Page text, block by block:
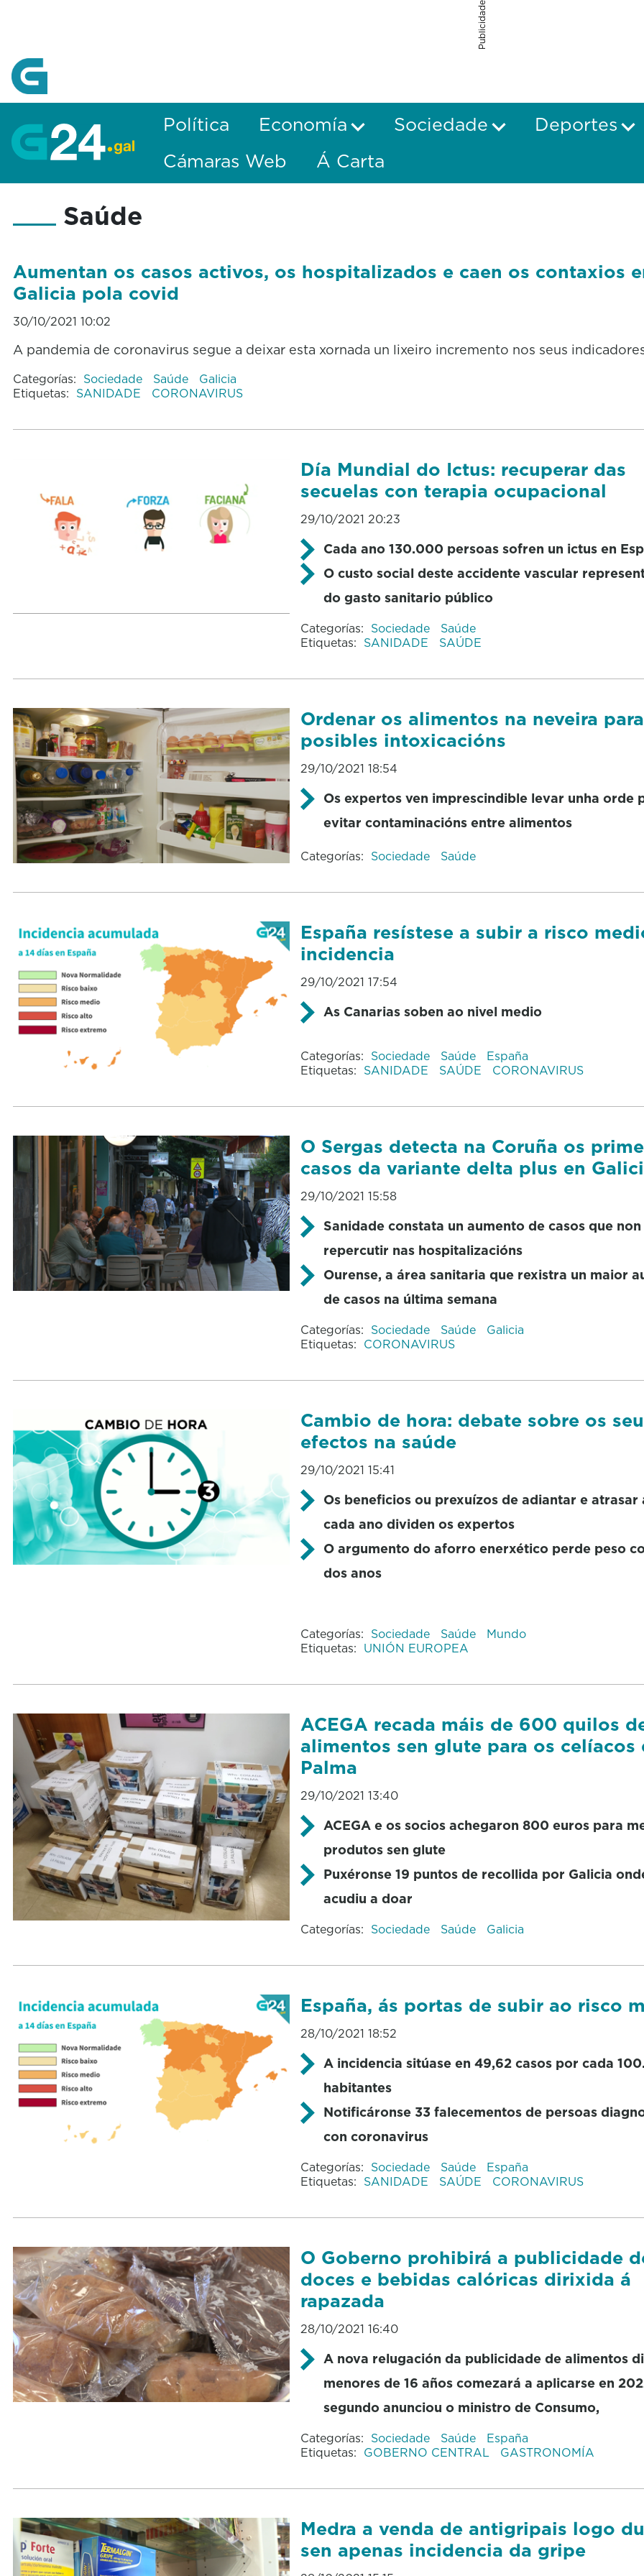
Publicidade
Política Economía Sociedade Deportes
Cámaras Web
Á Carta
Saúde
Aumentan os casos activos, os hospitalizados e caen os contaxios
Galicia pola covid
30/10/2021 10:02
A pandemia de coronavirus segue a deixar esta xornada un lixeiro incremento nos seus
Categorías: Sociedade Saúde
Galicia
Etiquetas: SANIDADE CORONAVIRUS
Día Mundial do Ictus: recuperar das
secuelas con terapia ocupacional
29/10/2021 20:23
Cada ano 130.000 persoas sofren un ictus en
O custo social deste accidente vascular
do gasto sanitario público
Categorías: Sociedade
Saúde
Etiquetas: SANIDADE SAÚDE
Ordenar os alimentos na neveira
posibles intoxicacións
29/10/2021 18:54
Os expertos ven imprescindible levar unha orde
evitar contaminacións entre alimentos
Categorías: Sociedade Saúde
España resístese a subir a risco
incidencia
29/10/2021 17:54
As Canarias soben ao nivel medio
Categorías: Sociedade Saúde
España
Etiquetas: SANIDADE SAÚDE CORONAVIRUS
O Sergas detecta na Coruña os
casos da variante delta plus en
29/10/2021 15:58
Sanidade constata un aumento de casos que non
repercutir nas hospitalizacións
Ourense, a área sanitaria que rexistra un maior
de casos na última semana
Categorías: Sociedade Saúde
Galicia
Etiquetas: CORONAVIRUS
Cambio de hora: debate sobre os
efectos na saúde
29/10/2021 15:41
Os beneficios ou prexuízos de adiantar e atrasar
cada ano dividen os expertos
O argumento do aforro enerxético perde peso
dos anos
Categorías: Sociedade Saúde
Mundo
Etiquetas: UNIÓN EUROPEA
ACEGA recada máis de 600 quilos
alimentos sen glute para os celíacos
Palma
29/10/2021 13:40
ACEGA e os socios achegaron 800 euros para
produtos sen glute
Puxéronse 19 puntos de recollida por Galicia
acudiu a doar
Categorías: Sociedade Saúde Galicia
España, ás portas de subir ao risco
28/10/2021 18:52
A incidencia sitúase en 49,62 casos por cada
habitantes
Notificáronse 33 falecementos de persoas
con coronavirus
Categorías: Sociedade Saúde
España
Etiquetas: SANIDADE SAÚDE CORONAVIRUS
O Goberno prohibirá a publicidade
doces e bebidas calóricas dirixida á
rapazada
28/10/2021 16:40
A nova relugación da publicidade de alimentos
menores de 16 años comezará a aplicarse en
segundo anunciou o ministro de Consumo,
Categorías: Sociedade Saúde
España
Etiquetas: GOBERNO CENTRAL GASTRONOMÍA
Medra a venda de antigripais logo
sen apenas incidencia da gripe